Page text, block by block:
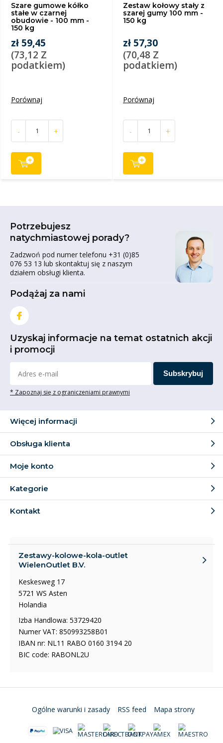
Szare gumowe kółko
stałe w czarnej
obudowie - 100 mm -
150 kg
zł 59,45
(73,12 Z
podatkiem)
Porównaj
- +
Zestaw kołowy stały z
szarej gumy 100 mm -
150 kg
zł 57,30
(70,48 Z
podatkiem)
Porównaj
- +
Potrzebujesz
natychmiastowej porady?
Zadzwoń pod numer telefonu +31 (0)85
076 53 13 lub skontaktuj się z naszym
działem obsługi klienta.
Podążaj za nami
Uzyskaj informacje na temat ostatnich akcji
i promocji
Subskrybuj
* Zapoznaj się z ograniczeniami prawnymi
Więcej informacji
Obsługa klienta
Moje konto
Kategorie
Kontakt
Zestawy-kolowe-kola-outlet
WielenOutlet B.V.
Keskesweg 17
5721 WS Asten
Holandia
Izba Handlowa: 53729420
Numer VAT: 850993258B01
IBAN nr: NL11 RABO 0160 3194 20
BIC code: RABONL2U
Ogólne warunki i zasady RSS feed Mapa strony